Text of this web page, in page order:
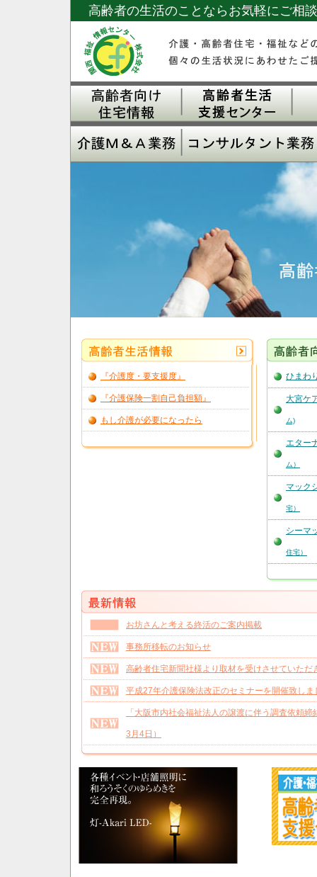
高齢者の生活のことならお気軽にご
『介護度・要支援度』
『介護保険一割自己負担額』
もし介護が必要になったら
ひまわ
大宮ケ
ム)
エター
ム）
マック
宅）
シーマ
住宅）
お坊さんと考える終活のご案内掲載
事務所移転のお知らせ
高齢者住宅新聞社様より取材を受けさせていただ
平成27年介護保険法改正のセミナーを開催致しま
「大阪市内社会福祉法人の譲渡に伴う調査依頼
3月4日）